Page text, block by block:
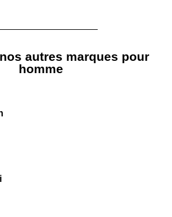
autres marques pour
homme